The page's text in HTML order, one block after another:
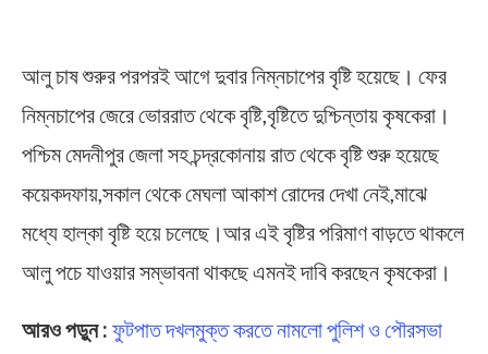
আলু চাষ শুরুর পরপরই আগে দুবার নিম্নচাপের বৃষ্টি হয়েছে। ফের
নিম্নচাপের জেরে ভোররাত থেকে বৃষ্টি,বৃষ্টিতে দুশ্চিন্তায় কৃষকেরা।
পশ্চিম মেদনীপুর জেলা সহ চন্দ্রকোনায় রাত থেকে বৃষ্টি শুরু হয়েছে
কয়েকদফায়,সকাল থেকে মেঘলা আকাশ রোদের দেখা নেই,মাঝে
মধ্যে হাল্কা বৃষ্টি হয়ে চলেছে।আর এই বৃষ্টির পরিমাণ বাড়তে থাকলে
আলু পচে যাওয়ার সম্ভাবনা থাকছে এমনই দাবি করছেন কৃষকেরা।
আরও পড়ুন : ফুটপাত দখলমুক্ত করতে নামলো পুলিশ ও পৌরসভা